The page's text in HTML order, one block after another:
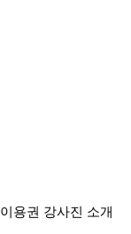
용권 강사진 소개